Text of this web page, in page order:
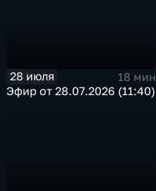
28 июля
18 мин
Эфир от 28.07.2026 (11:40)